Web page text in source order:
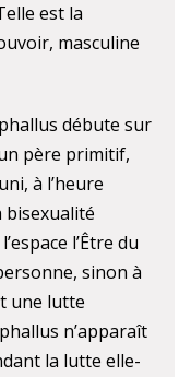
est la
masculine
débute sur
père primitif,
à l’heure
bisexualité
l’Être du
sinon à
une lutte
n’apparaît
la lutte elle-